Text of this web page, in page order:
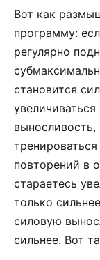
Вот как
программу:
регулярно
становится
повторений в
стараетесь
только
силовую
сильнее. Вот